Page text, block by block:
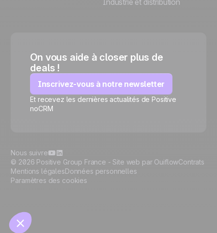
Industrie et distribution
On vous aide à closer plus de
deals !
Inscrivez-vous à notre newsletter
Et recevez les dernières actualités de Positive
noCRM
© 2026 Positive Group France - Site web par OuiflowContrats
Mentions légalesDonnées personnelles
Paramètres des cookies
Nous suivre